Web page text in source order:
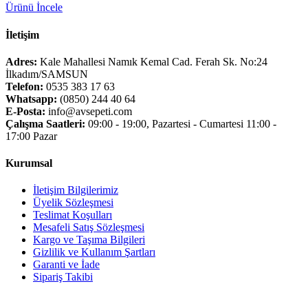
Ürünü İncele
İletişim
Adres: Kale Mahallesi Namık Kemal Cad. Ferah Sk. No:24
İlkadım/SAMSUN
Telefon: 0535 383 17 63
Whatsapp: (0850) 244 40 64
E-Posta: info@avsepeti.com
Çalışma Saatleri: 09:00 - 19:00, Pazartesi - Cumartesi 11:00 -
17:00 Pazar
Kurumsal
İletişim Bilgilerimiz
Üyelik Sözleşmesi
Teslimat Koşulları
Mesafeli Satış Sözleşmesi
Kargo ve Taşıma Bilgileri
Gizlilik ve Kullanım Şartları
Garanti ve İade
Sipariş Takibi